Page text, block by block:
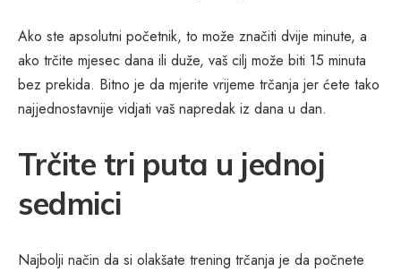
Ako ste apsolutni početnik, to može značiti dvije minute, a
ako trčite mjesec dana ili duže, vaš cilj može biti 15 minuta
bez prekida. Bitno je da mjerite vrijeme trčanja jer ćete tako
najjednostavnije vidjati vaš napredak iz dana u dan.
Trčite tri puta u jednoj
sedmici
Najbolji način da si olakšate trening trčanja je da počnete